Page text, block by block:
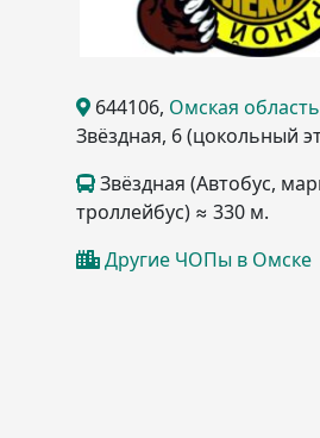
644106, Омская область
Звёздная, 6(цокольный
Звёздная (Автобус,
троллейбус) ≈ 330 м.
Другие ЧОПы в Омске